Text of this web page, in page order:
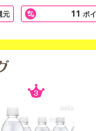
する商品セット
い。
元 11 ポ